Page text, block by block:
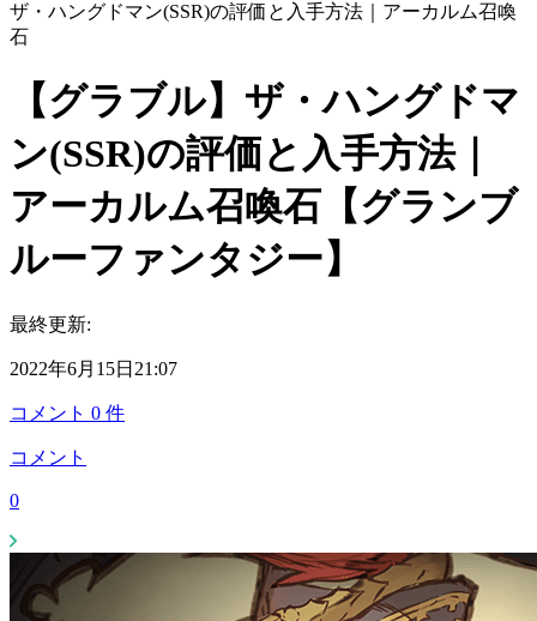
ザ・ハングドマン(SSR)の評価と入手方法｜アーカルム召喚
石
【グラブル】ザ・ハングドマ
ン(SSR)の評価と入手方法｜
アーカルム召喚石【グランブ
ルーファンタジー】
最終更新:
2022年6月15日21:07
コメント 0 件
コメント
0